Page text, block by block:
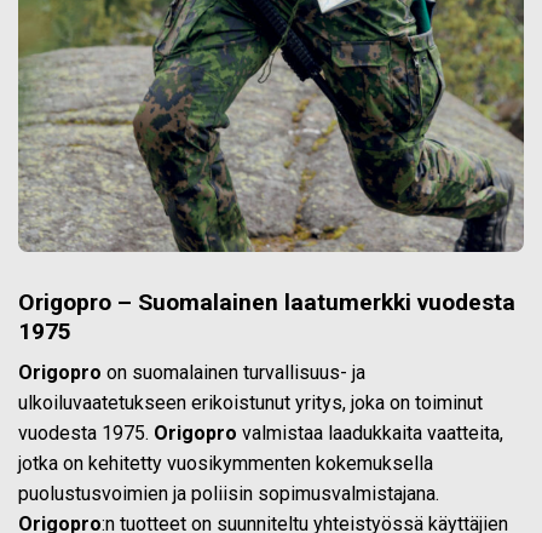
Origopro – Suomalainen laatumerkki vuodesta
1975
Origopro on suomalainen turvallisuus- ja
ulkoiluvaatetukseen erikoistunut yritys, joka on toiminut
vuodesta 1975. Origopro valmistaa laadukkaita vaatteita,
jotka on kehitetty vuosikymmenten kokemuksella
puolustusvoimien ja poliisin sopimusvalmistajana.
Origopro:n tuotteet on suunniteltu yhteistyössä käyttäjien